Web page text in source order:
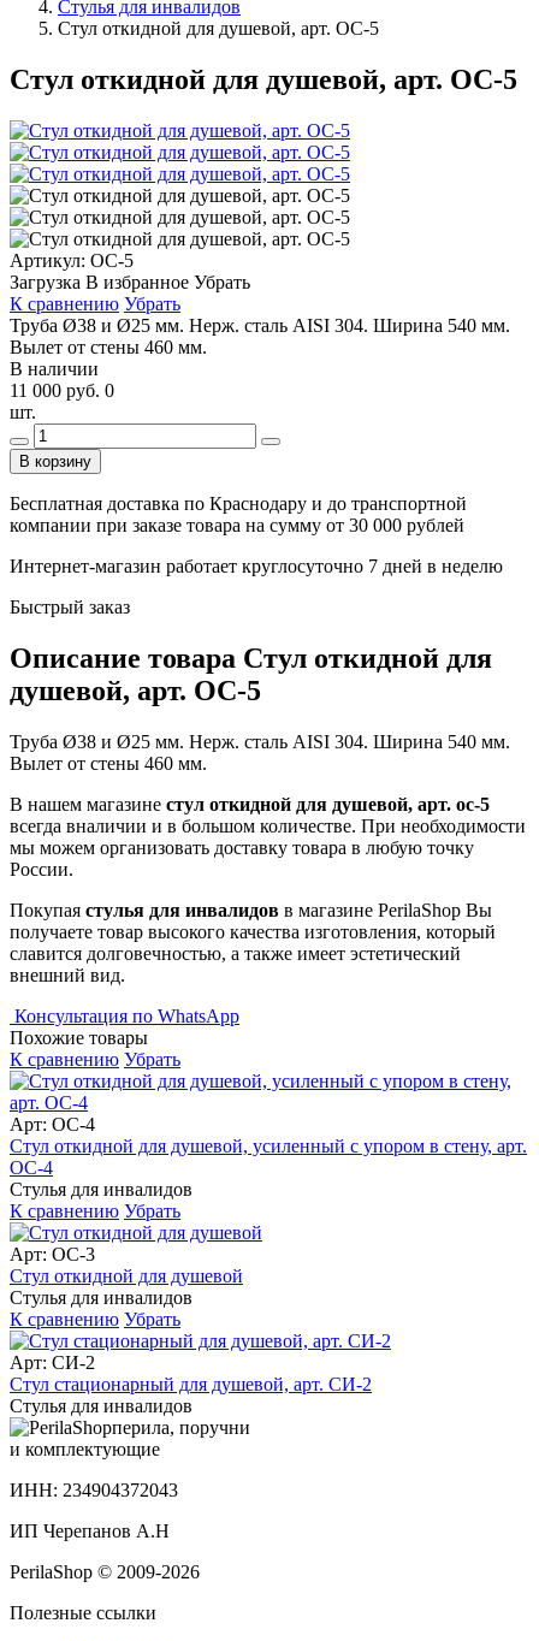
Стулья для инвалидов
Стул откидной для душевой, арт. ОС-5
Стул откидной для душевой, арт. ОС-5
Артикул: ОС-5
Загрузка В избранное Убрать
К сравнению Убрать
Труба Ø38 и Ø25 мм. Нерж. сталь AISI 304. Ширина 540 мм.
Вылет от стены 460 мм.
В наличии
11 000 руб. 0
шт.
В корзину
Бесплатная доставка по Краснодару и до транспортной
компании при заказе товара на сумму от 30 000 рублей
Интернет-магазин работает круглосуточно 7 дней в неделю
Быстрый заказ
Описание товара Стул откидной для
душевой, арт. ОС-5
Труба Ø38 и Ø25 мм. Нерж. сталь AISI 304. Ширина 540 мм.
Вылет от стены 460 мм.
В нашем магазине стул откидной для душевой, арт. ос-5
всегда вналичии и в большом количестве. При необходимости
мы можем организовать доставку товара в любую точку
России.
Покупая стулья для инвалидов в магазине PerilaShop Вы
получаете товар высокого качества изготовления, который
славится долговечностью, а также имеет эстетический
внешний вид.
Консультация по WhatsApp
Похожие товары
К сравнению Убрать
Арт: ОС-4
Стул откидной для душевой, усиленный с упором в стену, арт.
ОС-4
Стулья для инвалидов
К сравнению Убрать
Арт: ОС-3
Стул откидной для душевой
Стулья для инвалидов
К сравнению Убрать
Арт: СИ-2
Стул стационарный для душевой, арт. СИ-2
Стулья для инвалидов
перила, поручни
и комплектующие
ИНН: 234904372043
ИП Черепанов А.Н
PerilaShop © 2009-2026
Полезные ссылки